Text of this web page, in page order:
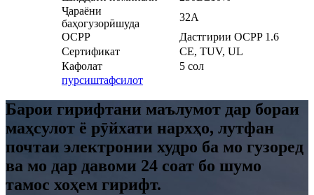
Ҷараёни
баҳогузорӣшуда
32A
OCPP
Дастгирии OCPP 1.6
Сертификат
CE, TUV, UL
Кафолат
5 сол
пурсиштафсилот
Барои гирифтани маълумот дар бораи
маҳсулот ё рӯйхати нархҳо, лутфан
почтаи электронии худро ба мо гузоред
ва мо дар давоми 24 соат бо шумо
тамос хоҳем гирифт.